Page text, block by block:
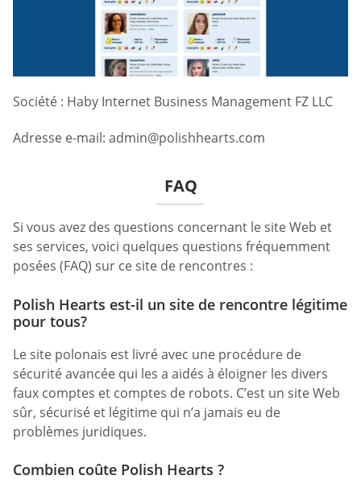
Société : Haby Internet Business Management FZ LLC
Adresse e-mail: admin@polishhearts.com
FAQ
Si vous avez des questions concernant le site Web et
ses services, voici quelques questions fréquemment
posées (FAQ) sur ce site de rencontres :
Polish Hearts est-il un site de rencontre légitime
pour tous?
Le site polonais est livré avec une procédure de
sécurité avancée qui les a aidés à éloigner les divers
faux comptes et comptes de robots. C’est un site Web
sûr, sécurisé et légitime qui n’a jamais eu de
problèmes juridiques.
Combien coûte Polish Hearts ?